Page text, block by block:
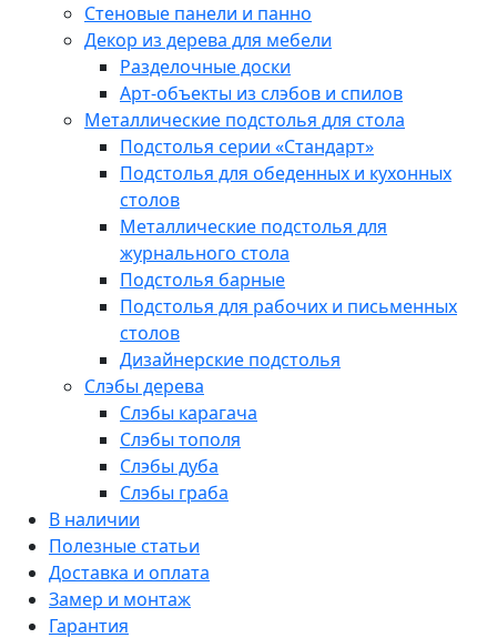
Стеновые панели и панно
Декор из дерева для мебели
Разделочные доски
Арт-объекты из слэбов и спилов
Металлические подстолья для стола
Подстолья серии «Стандарт»
Подстолья для обеденных и кухонных
столов
Металлические подстолья для
журнального стола
Подстолья барные
Подстолья для рабочих и письменных
столов
Дизайнерские подстолья
Слэбы дерева
Слэбы карагача
Слэбы тополя
Слэбы дуба
Слэбы граба
В наличии
Полезные статьи
Доставка и оплата
Замер и монтаж
Гарантия